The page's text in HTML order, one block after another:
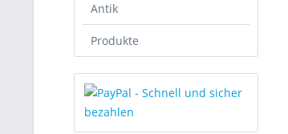
Antik
Produkte